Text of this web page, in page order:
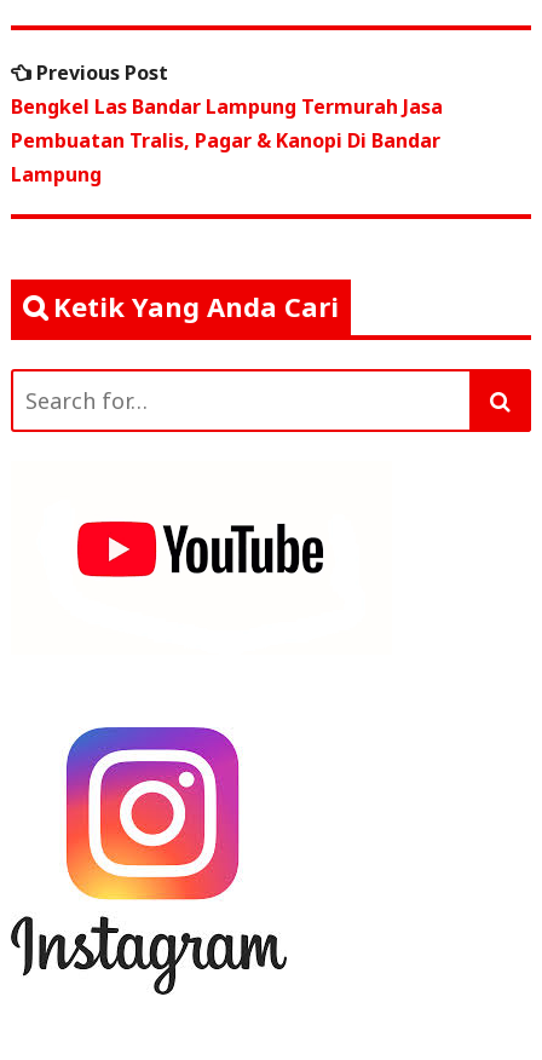
e
b
o
o
k
e
r
l s
p
p
e
Navigasi
pos
Previous PostPrevious
post:
Bengkel Las Bandar Lampung Termurah Jasa
Pembuatan Tralis, Pagar & Kanopi Di Bandar
Lampung
Ketik Yang Anda Cari
for: